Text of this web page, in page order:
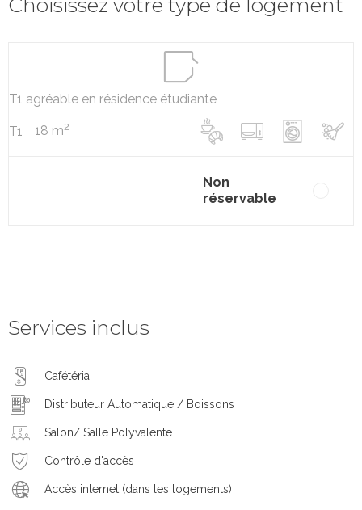
T1 agréable en résidence étudiante
T1 18 m2
Non
réservable
Services inclus
Cafétéria
Distributeur Automatique / Boissons
Salon/ Salle Polyvalente
Contrôle d'accès
Accès internet (dans les logements)